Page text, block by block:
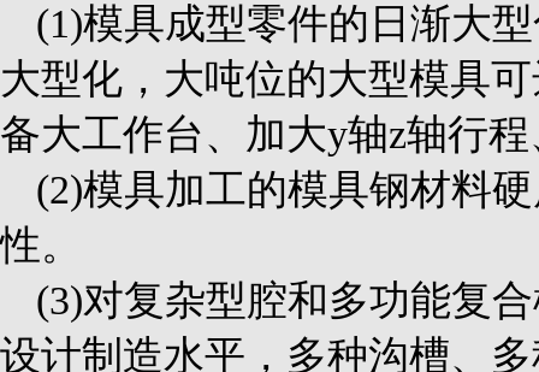
(1)模具成型零件的日渐大
大型化，大吨位的大型模具
备大工作台、加大y轴z轴行
(2)模具加工的模具钢材料
性。
(3)对复杂型腔和多功能复
设计制造水平，多种沟槽、